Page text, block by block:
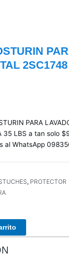
PARA
35 LBS a tan solo
al WhatsApp
, PROTECTOR